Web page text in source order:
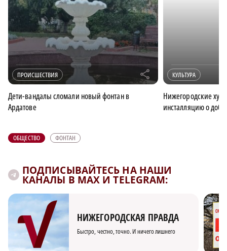
ПРОИСШЕСТВИЯ r
Дети-вандалы сломали новый фонтан в
Ардатове
КУЛЬТУРА
Нижегородские
инсталляцию о
ОБЩЕСТВО ФОНТАН
ПОДПИСЫВАЙТЕСЬ НА НАШИ
КАНАЛЫ В MAX И TELEGRAM:
НИЖЕГОРОДСКАЯ ПРАВДА
Быстро, честно, точно. И ничего лишнего